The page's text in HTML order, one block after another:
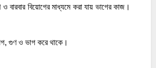
বিয়োগের মাধ্যমে করা যায় ভাগের কাজ।
গুণ ও ভাগ করে থাকে।